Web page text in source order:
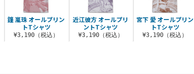
近江彼方 オールプリ
ントTシャツ
¥3,190（税込）
宮下 愛 オールプリン
トTシャツ
¥3,190（税込）
鐘 嵐珠 オールプリン
トTシャツ
¥3,190（税込）